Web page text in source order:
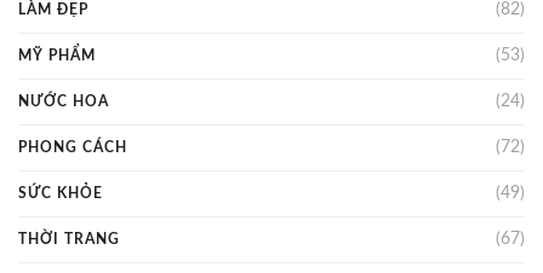
LÀM ĐẸP (82)
MỸ PHẨM (53)
NƯỚC HOA (24)
PHONG CÁCH (72)
SỨC KHỎE (49)
THỜI TRANG (67)